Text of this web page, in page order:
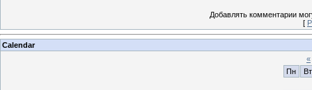
Добавлять комментарии
[
Calendar
«
Пн
Вт